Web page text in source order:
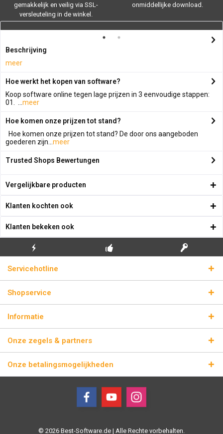
gemakkelijk en veilig via SSL-
versleuteling in de winkel.
onmiddellijke download.
Beschrijving
meer
Hoe werkt het kopen van software?
Koop software online tegen lage prijzen in 3 eenvoudige stappen:
01. ... meer
Hoe komen onze prijzen tot stand?
Hoe komen onze prijzen tot stand? De door ons aangeboden
goederen zijn... meer
Trusted Shops Bewertungen
Vergelijkbare producten
Klanten kochten ook
Klanten bekeken ook
BLIKSEMVERZENDING
LICENTIESLEUTELS
Servicehotline
Shopservice
Informatie
Onze zegels & partners
Onze betalingsmogelijkheden
© 2026 Best-Software.de | Alle Rechte vorbehalten.